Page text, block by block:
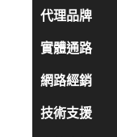
代理品牌
實體通路
網路經銷
技術支援